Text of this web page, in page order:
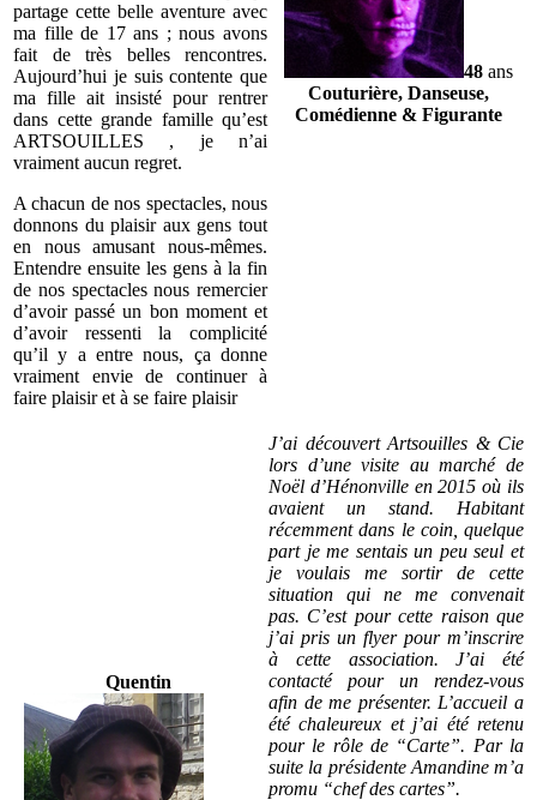
partage cette belle aventure avec
ma fille de 17 ans ; nous avons
fait de très belles rencontres.
Aujourd’hui je suis contente que
ma fille ait insisté pour rentrer
dans cette grande famille qu’est
ARTSOUILLES , je n’ai
vraiment aucun regret.
A chacun de nos spectacles, nous
donnons du plaisir aux gens tout
en nous amusant nous-mêmes.
Entendre ensuite les gens à la fin
de nos spectacles nous remercier
d’avoir passé un bon moment et
d’avoir ressenti la complicité
qu’il y a entre nous, ça donne
vraiment envie de continuer à
faire plaisir et à se faire plaisir
48ans
Couturière, Danseuse,
Comédienne & Figurante
Quentin
J’ai découvert Artsouilles & Cie
lors d’une visite au marché de
Noël d’Hénonville en 2015 où ils
avaient un stand. Habitant
récemment dans le coin, quelque
part je me sentais un peu seul et
je voulais me sortir de cette
situation qui ne me convenait
pas. C’est pour cette raison que
j’ai pris un flyer pour m’inscrire
à cette association. J’ai été
contacté pour un rendez-vous
afin de me présenter. L’accueil a
été chaleureux et j’ai été retenu
pour le rôle de “Carte”. Par la
suite la présidente Amandine m’a
promu “chef des cartes”.